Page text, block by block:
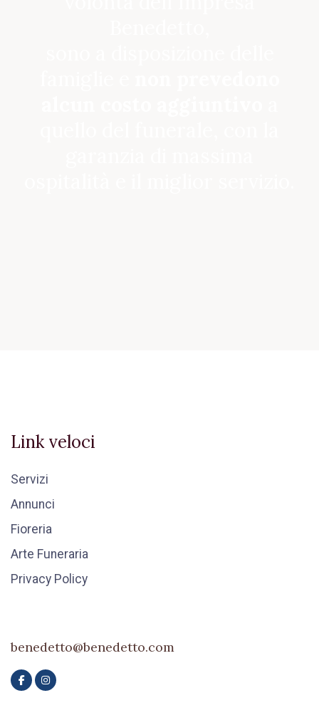
Link veloci
Servizi
Annunci
Fioreria
Arte Funeraria
Privacy Policy
benedetto@benedetto.com